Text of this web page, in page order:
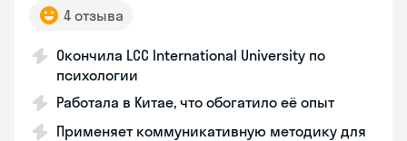
4 отзыва
Окончила LCC International University по
психологии
Работала в Китае, что обогатило её опыт
Применяет коммуникативную методику для